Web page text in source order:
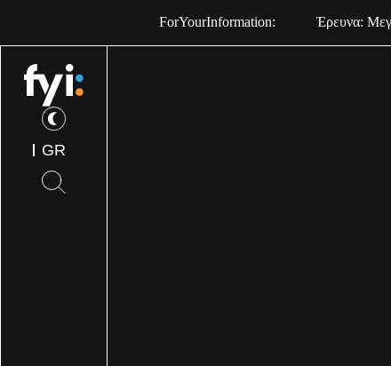
GR
ForYourInformation: Έρευνα: